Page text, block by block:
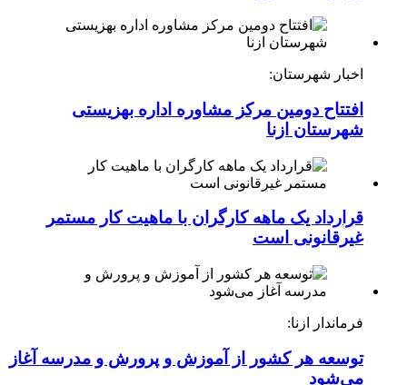
اخبار شهرستان:
افتتاح دومین مرکز مشاوره اداره بهزیستی
شهرستان ازنا
قرارداد یک ماهه کارگران با ماهیت کار مستمر
غیرقانونی است
فرماندار ازنا:
توسعه هر کشور از آموزش و پرورش و مدرسه آغاز
می‌شود